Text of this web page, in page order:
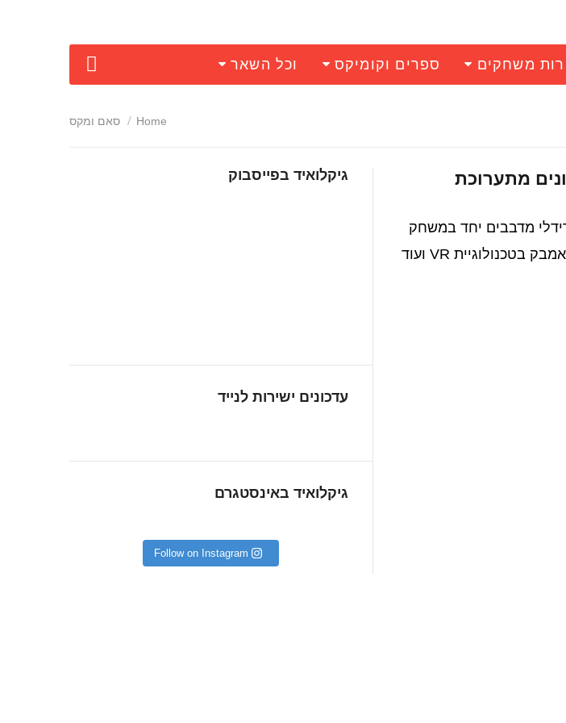
משחקים ספרים וקומיקס וכל השאר
Home סאם ומקס
העדכונים מתערוכת
דפו ודייזי רידלי מדבבים יחד במשחק
גיקלואיד בפייסבוק
עדכונים ישירות לנייד
גיקלואיד באינסטגרם
Follow on Instagram